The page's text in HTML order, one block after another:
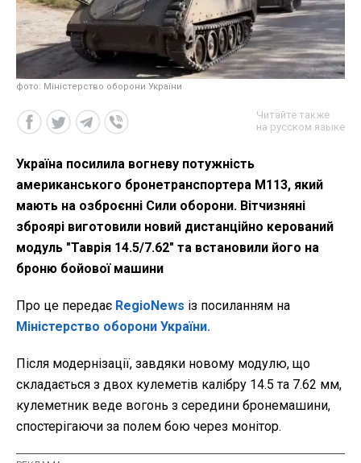
фото: Міністерство оборони України
Читайте также
на русском языке
Україна посилила вогневу потужність
американського бронетранспортера М113, який
мають на озброєнні Сили оборони. Вітчизняні
зброярі виготовили новий дистанційно керований
модуль "Таврія 14.5/7.62" та встановили його на
броню бойової машини
Про це передає RegioNews із посиланням на
Міністерство оборони України.
Після модернізації, завдяки новому модулю, що
складається з двох кулеметів калібру 14.5 та 7.62 мм,
кулеметник веде вогонь з середини бронемашини,
спостерігаючи за полем бою через монітор.